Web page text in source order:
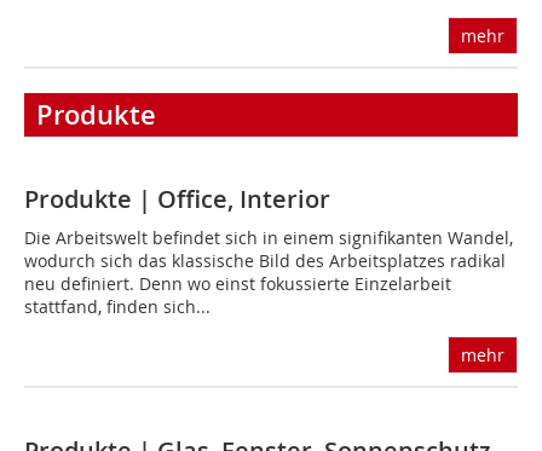
mehr
Produkte
Produkte | Office, Interior
Die Arbeitswelt befindet sich in einem signifikanten Wandel,
wodurch sich das klassische Bild des Arbeitsplatzes radikal
neu definiert. Denn wo einst fokussierte Einzelarbeit
stattfand, finden sich...
mehr